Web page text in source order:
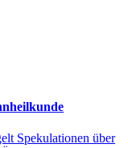
Spekulationen über